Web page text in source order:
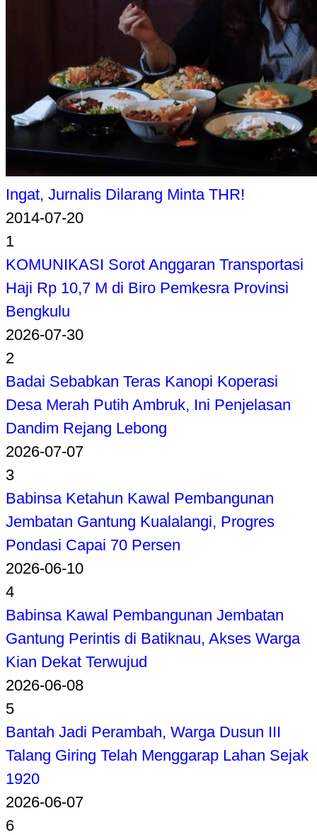
Ingat, Jurnalis Dilarang Minta THR!
2014-07-20
1
KOMUNIKASI Sorot Anggaran Transportasi
Haji Rp 10,7 M di Biro Pemkesra Provinsi
Bengkulu
2026-07-30
2
Badai Sebabkan Teras Kanopi Koperasi
Desa Merah Putih Ambruk, Ini Penjelasan
Dandim Rejang Lebong
2026-07-07
3
Babinsa Ketahun Kawal Pembangunan
Jembatan Gantung Kualalangi, Progres
Pondasi Capai 70 Persen
2026-06-10
4
Babinsa Kawal Pembangunan Jembatan
Gantung Perintis di Batiknau, Akses Warga
Kian Dekat Terwujud
2026-06-08
5
Bantah Jadi Perambah, Warga Dusun III
Talang Giring Telah Menggarap Lahan Sejak
1920
2026-06-07
6